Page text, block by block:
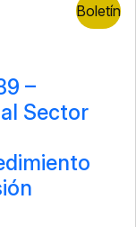
Boletín
–
Sector